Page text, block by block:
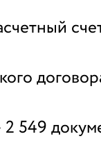
549